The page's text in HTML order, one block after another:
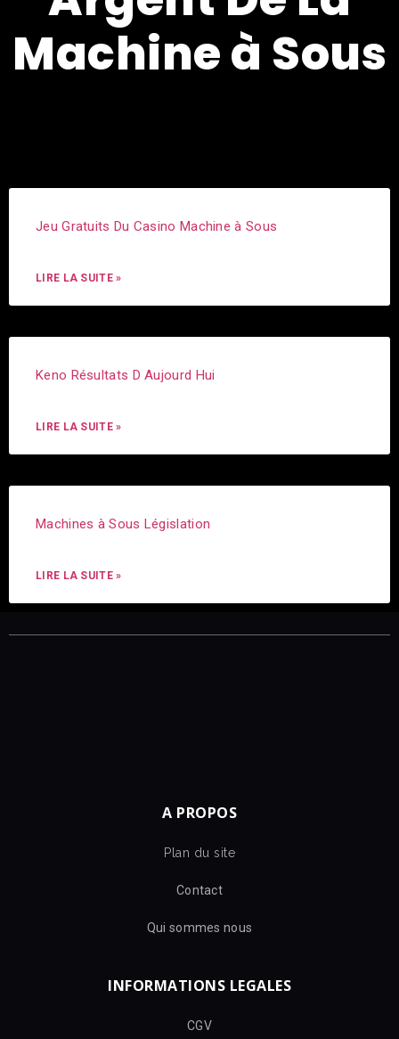
Machine à Sous
Jeu Gratuits Du Casino Machine à Sous
LIRE LA SUITE »
Keno Résultats D Aujourd Hui
LIRE LA SUITE »
Machines à Sous Législation
LIRE LA SUITE »
A PROPOS
Plan du site
Contact
Qui sommes nous
INFORMATIONS LEGALES
CGV